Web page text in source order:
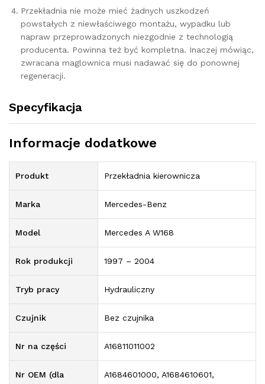
Przekładnia nie może mieć żadnych uszkodzeń
powstałych z niewłaściwego montażu, wypadku lub
napraw przeprowadzonych niezgodnie z technologią
producenta. Powinna też być kompletna. Inaczej mówiąc,
zwracana maglownica musi nadawać się do ponownej
regeneracji.
Specyfikacja
Informacje dodatkowe
Produkt Przekładnia kierownicza
Marka Mercedes-Benz
Model Mercedes A W168
Rok produkcji 1997 – 2004
Tryb pracy Hydrauliczny
Czujnik Bez czujnika
Nr na części A16811011002
Nr OEM (dla
A1684601000, A1684610601,